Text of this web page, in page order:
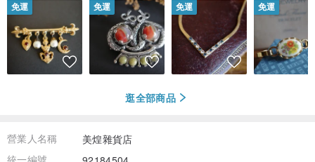
免運 免運 免運 免運
逛全部商品
營業人名稱
美煌雜貨店
統一編號